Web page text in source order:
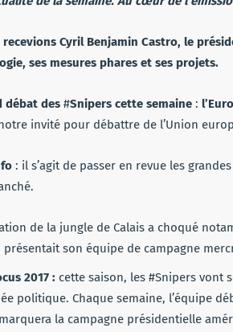
recevions Cyril Benjamin Castro, le
ses mesures phares et ses projets.
débat des #Snipers cette semaine :
invité pour débattre de l’Union
: il s’agit de passer en revue les
de la jungle de Calais a choqué
présentait son équipe de campagne
2017 : cette saison, les #Snipers vont
politique. Chaque semaine, l’équipe
la campagne présidentielle